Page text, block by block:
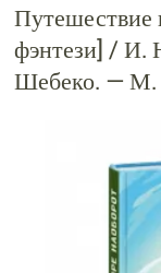
Путешествие
фэнтези] /
Шебеко. — М.